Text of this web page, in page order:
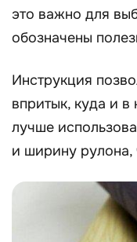
это важно для
обозначены
Инструкция
впритык, куда и в
лучше
и ширину рулона,